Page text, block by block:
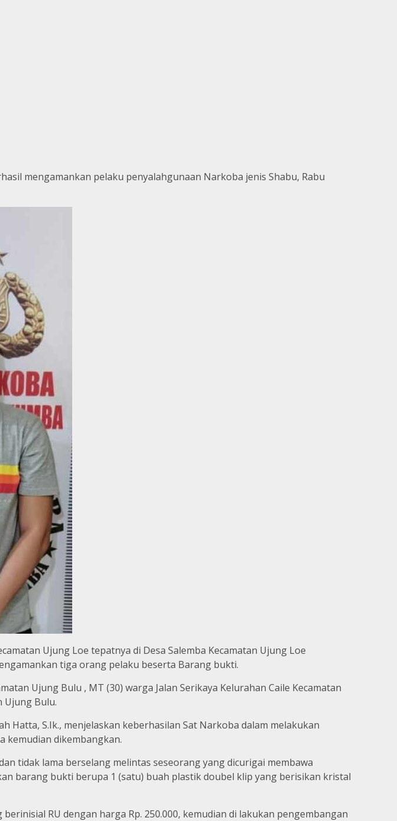
mengamankan pelaku penyalahgunaan Narkoba jenis Shabu, Rabu
Ujung Loe tepatnya di Desa Salemba Kecamatan Ujung Loe
tiga orang pelaku beserta Barang bukti.
Ujung Bulu , MT (30) warga Jalan Serikaya Kelurahan Caile Kecamatan
Ujung Bulu.
Hatta, S.Ik., menjelaskan keberhasilan Sat Narkoba dalam melakukan
kemudian dikembangkan.
tidak lama berselang melintas seseorang yang dicurigai membawa
barang bukti berupa 1 (satu) buah plastik doubel klip yang berisikan kristal
RU dengan harga Rp. 250.000, kemudian di lakukan pengembangan